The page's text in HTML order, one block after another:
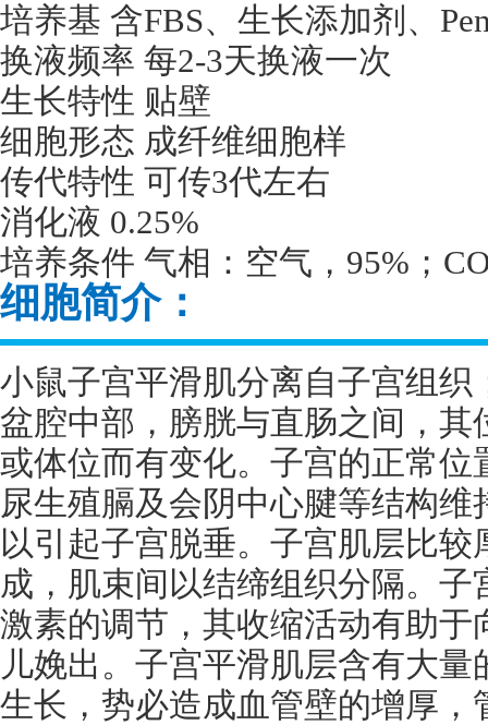
培养基 含FBS、生长添加剂、
换液频率 每2-3天换液一次
生长特性 贴壁
细胞形态 成纤维细胞样
传代特性 可传3代左右
消化液 0.25%
培养条件 气相：空气， 95% ；
细胞简介：
小鼠子宫平滑肌分离自子宫组
盆腔中部，膀胱与直肠之间，
或体位而有变化。子宫的正常
尿生殖膈及会阴中心腱等结构
以引起子宫脱垂。子宫肌层比
成，肌束间以结缔组织分隔。
激素的调节，其收缩活动有助
儿娩出。子宫平滑肌层含有大
生长，势必造成血管壁的增厚